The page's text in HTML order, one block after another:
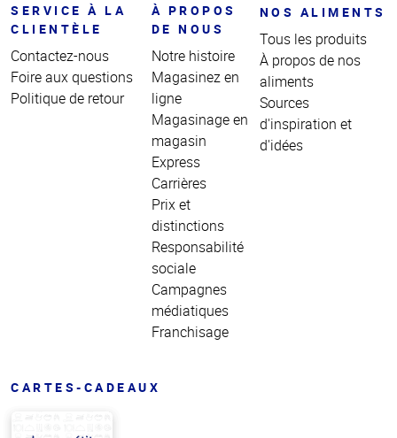
SERVICE À LA
CLIENTÈLE
Contactez-nous
Foire aux questions
Politique de retour
À PROPOS
DE NOUS
Notre histoire
Magasinez en
ligne
Magasinage en
magasin
Express
Carrières
Prix et
distinctions
Responsabilité
sociale
Campagnes
médiatiques
Franchisage
NOS ALIMENTS
Tous les produits
À propos de nos
aliments
Sources
d'inspiration et
d'idées
CARTES-CADEAUX